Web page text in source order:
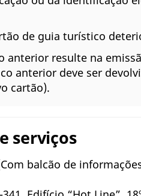
de guia turístico
anterior resulte na
anterior deve ser
cartão).
serviços
balcão de